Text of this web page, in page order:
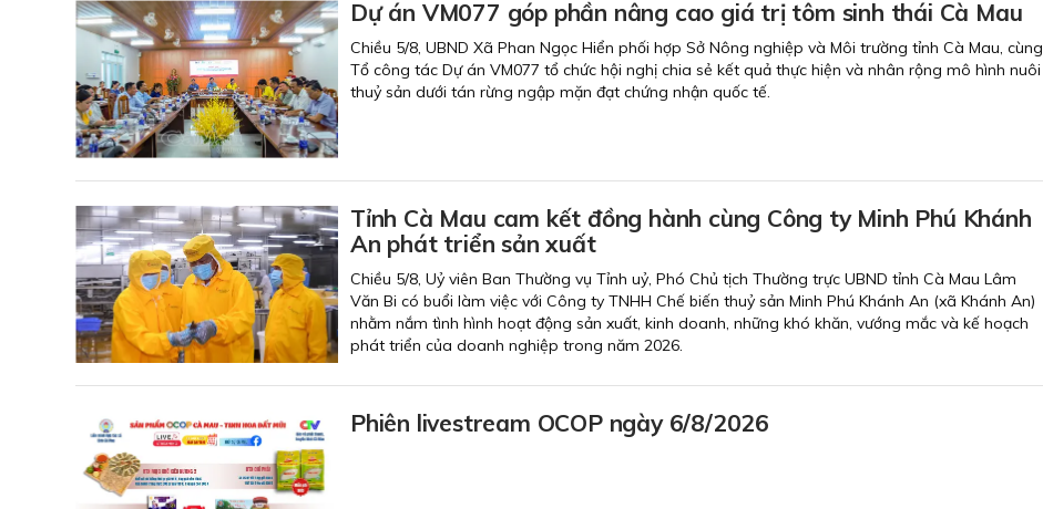
Dự án VM077 góp phần nâng cao giá trị tôm sinh thái Cà Mau
Chiều 5/8, UBND Xã Phan Ngọc Hiển phối hợp Sở Nông nghiệp và Môi trường tỉnh Cà Mau, cùng
Tổ công tác Dự án VM077 tổ chức hội nghị chia sẻ kết quả thực hiện và nhân rộng mô hình nuôi
thuỷ sản dưới tán rừng ngập mặn đạt chứng nhận quốc tế.
Tỉnh Cà Mau cam kết đồng hành cùng Công ty Minh Phú Khánh
An phát triển sản xuất
Chiều 5/8, Uỷ viên Ban Thường vụ Tỉnh uỷ, Phó Chủ tịch Thường trực UBND tỉnh Cà Mau Lâm
Văn Bi có buổi làm việc với Công ty TNHH Chế biến thuỷ sản Minh Phú Khánh An (xã Khánh An)
nhằm nắm tình hình hoạt động sản xuất, kinh doanh, những khó khăn, vướng mắc và kế hoạch
phát triển của doanh nghiệp trong năm 2026.
Phiên livestream OCOP ngày 6/8/2026